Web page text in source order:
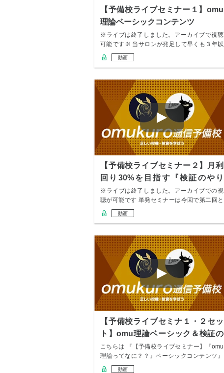
【予備校ライブセミナー１】omu
理論ベーシックコンテンツ
※ライブは終了しました。アーカイブで視聴
可能です※ 当サロンが発足して早くも３年以
上が経過…
動画
【予備校ライブセミナー２】月利
回り30%を目指す『検証のやり
方』
※ライブは終了しました。アーカイブでの視
聴が可能です 単発セミナーは今回で第二回と
なります…
動画
【予備校ライブセミナ１・２セッ
ト】omu理論ベーシック＆検証の
しかた
こちらは 『【予備校ライブセミナー】『omu
理論ってなに？？』ベーシックコンテンツ』
と …
動画